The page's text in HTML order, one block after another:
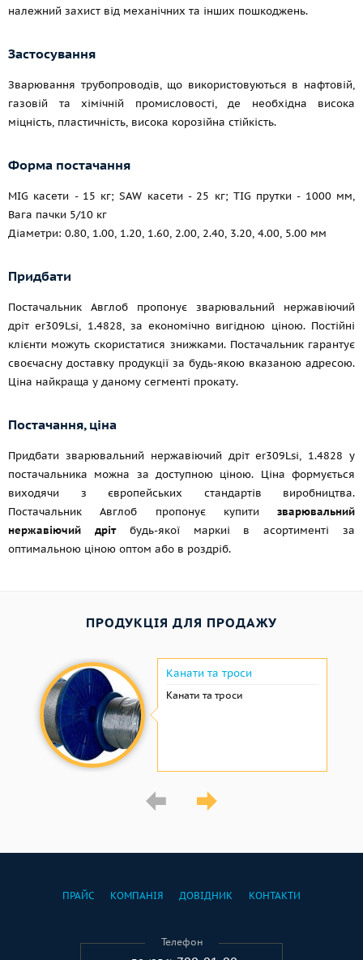
належний захист від механічних та інших пошкоджень.
Застосування
Зварювання трубопроводів, що використовуються в нафтовій,
газовій та хімічній промисловості, де необхідна висока
міцність, пластичність, висока корозійна стійкість.
Форма постачання
MIG касети - 15 кг; SAW касети - 25 кг; TIG прутки - 1000 мм,
Вага пачки 5/10 кг
Діаметри: 0.80, 1.00, 1.20, 1.60, 2.00, 2.40, 3.20, 4.00, 5.00 мм
Придбати
Постачальник Авглоб пропонує зварювальний нержавіючий
дріт er309Lsi, 1.4828, за економічно вигідною ціною. Постійні
клієнти можуть скористатися знижками. Постачальник гарантує
своєчасну доставку продукції за будь-якою вказаною адресою.
Ціна найкраща у даному сегменті прокату.
Постачання, ціна
Придбати зварювальний нержавіючий дріт er309Lsi, 1.4828 у
постачальника можна за доступною ціною. Ціна формується
виходячи з європейських стандартів виробництва.
Постачальник Авглоб пропонує купити зварювальний
нержавіючий дрітбудь-якої маркиi в асортименті за
оптимальною ціною оптом або в роздріб.
ПРОДУКЦІЯ ДЛЯ ПРОДАЖУ
Канати та троси
Канати та троси
ПРАЙС КОМПАНІЯ ДОВІДНИК КОНТАКТИ
Телефон